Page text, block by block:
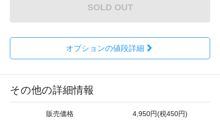
SOLD OUT
オプションの値段詳細
その他の詳細情報
販売価格 4,950円(税450円)